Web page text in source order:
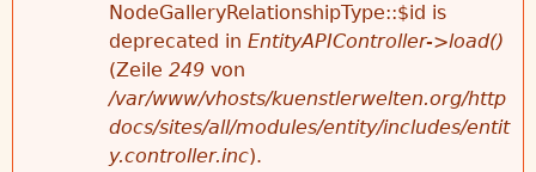
NodeGalleryRelationshipType::$id is
deprecated in EntityAPIController->load()
(Zeile 249 von
/var/www/vhosts/kuenstlerwelten.org/http
docs/sites/all/modules/entity/includes/entit
y.controller.inc).